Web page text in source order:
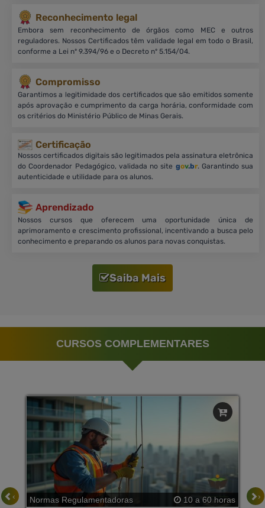
Reconhecimento legal
Embora sem reconhecimento de órgãos como MEC e outros
reguladores. Nossos Certificados têm validade legal em todo o Brasil,
conforme a Lei nº 9.394/96 e o Decreto nº 5.154/04.
Compromisso
Garantimos a legitimidade dos certificados que são emitidos somente
após aprovação e cumprimento da carga horária, conformidade com
os critérios do Ministério Público de Minas Gerais.
Certificação
Nossos certificados digitais são legitimados pela assinatura eletrônica
do Coordenador Pedagógico, validada no site gov.br. Garantindo sua
autenticidade e utilidade para os alunos.
Aprendizado
Nossos cursos que oferecem uma oportunidade única de
aprimoramento e crescimento profissional, incentivando a busca pelo
conhecimento e preparando os alunos para novas conquistas.
Saiba Mais
CURSOS COMPLEMENTARES
Normas Regulamentadoras 10 a 60 horas
‹ ›